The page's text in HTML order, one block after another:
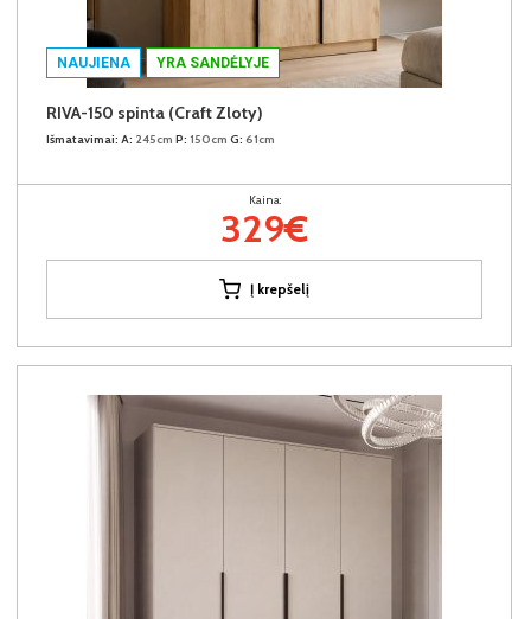
NAUJIENA YRA SANDĖLYJE
RIVA-150 spinta (Craft Zloty)
Išmatavimai: A: 245cm P: 150cm G: 61cm
Kaina:
329€
Į krepšelį